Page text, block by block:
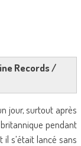
Records /
jour, surtout après
pendant
il s’était lancé sans